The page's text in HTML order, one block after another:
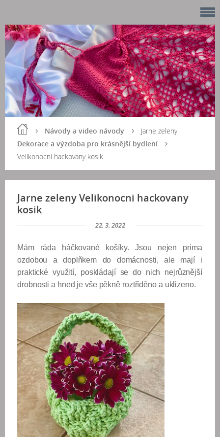
Návody a video návody
Dekorace a výzdoba pro krásnější bydlení
Jarne zeleny
Velikonocni hackovany kosik
Jarne zeleny Velikonocni hackovany
kosik
22. 3. 2022
Mám ráda háčkované košíky. Jsou nejen prima
ozdobou a doplňkem do domácnosti, ale mají i
praktické využití, poskládají se do nich nejrůznější
drobnosti a hned je vše pěkně roztříděno a uklizeno.